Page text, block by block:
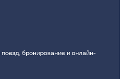
бронирование и онлайн-